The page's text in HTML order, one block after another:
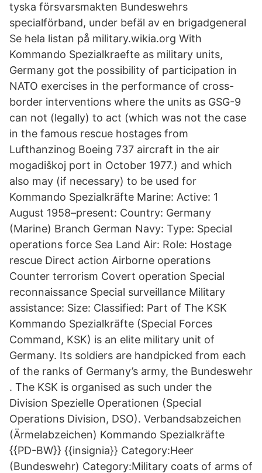
tyska försvarsmakten Bundeswehrs
specialförband, under befäl av en brigadgeneral
Se hela listan på military.wikia.org With
Kommando Spezialkraefte as military units,
Germany got the possibility of participation in
NATO exercises in the performance of cross-
border interventions where the units as GSG-9
can not (legally) to act (which was not the case
in the famous rescue hostages from
Lufthanzinog Boeing 737 aircraft in the air
mogadiškoj port in October 1977.) and which
also may (if necessary) to be used for
Kommando Spezialkräfte Marine: Active: 1
August 1958–present: Country: Germany
(Marine) Branch German Navy: Type: Special
operations force Sea Land Air: Role: Hostage
rescue Direct action Airborne operations
Counter terrorism Covert operation Special
reconnaissance Special surveillance Military
assistance: Size: Classified: Part of The KSK
Kommando Spezialkräfte (Special Forces
Command, KSK) is an elite military unit of
Germany. Its soldiers are handpicked from each
of the ranks of Germany’s army, the Bundeswehr
. The KSK is organised as such under the
Division Spezielle Operationen (Special
Operations Division, DSO). Verbandsabzeichen
(Ärmelabzeichen) Kommando Spezialkräfte
{{PD-BW}} {{insignia}} Category:Heer
(Bundeswehr) Category:Military coats of arms of